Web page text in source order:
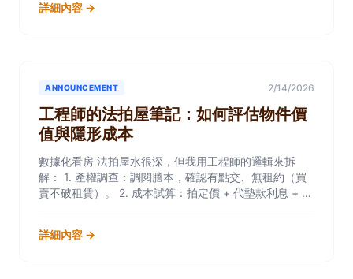
詳細內容 →
ANNOUNCEMENT 2/14/2026
工程師的法拍屋筆記：如何評估物件價
值與隱形成本
數據化看房 法拍屋水很深，但我用工程師的邏輯來拆
解： 1. 產權調查：調閱謄本，確認有點交、無租約（買
賣不破租賃）。 2. 成本試算：拍定價 + 代墊款利息 + 稅
詳細內容 →